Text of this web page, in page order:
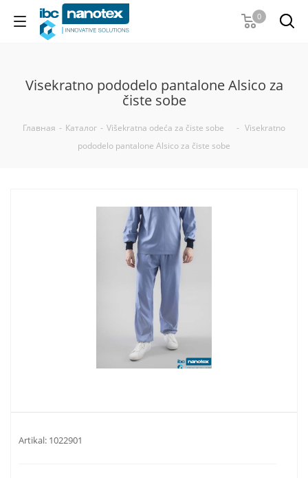
0
Visekratno pododelo pantalone Alsico za
čiste sobe
Главная - Каталог - Višekratna odeća za čiste sobe - Visekratno
pododelo pantalone Alsico za čiste sobe
Artikal: 1022901